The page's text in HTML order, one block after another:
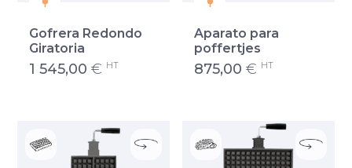
Gofrera Redondo
Giratoria
1 545,00 € HT
Aparato para
poffertjes
875,00 € HT